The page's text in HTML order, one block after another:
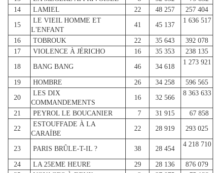
14
LAMIEL 22 48 257 257 404
15
LE VIEIL HOMME ET
L'ENFANT
41 45 137
1 636 517
16 TOBROUK 22 35 643
392 078
17
VIOLENCE À JÉRICHO 16 35 353 238 135
18 BANG BANG 46 34 618
1 273 921
19 HOMBRE 26 34 258 596 565
20
LES DIX
COMMANDEMENTS
16 32 566
8 363 633
21 PEYROL LE BOUCANIER 7 31 915 67 858
22
ESTOUFFADE À LA
CARAÏBE
22 28 919 293 025
23 PARIS BRÛLE-T-IL ? 38 28 454
4 218 710
24 LA 25EME HEURE 29 28 136
876 079